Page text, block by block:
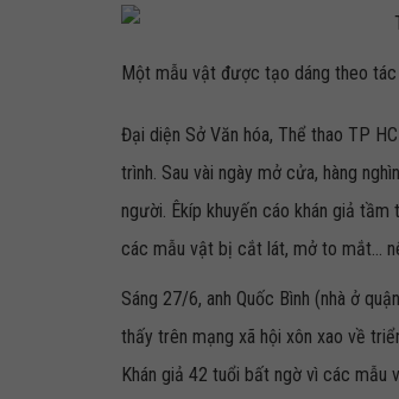
Một mẫu vật được tạo dáng theo
Đại diện Sở Văn hóa, Thể thao TP
trình. Sau vài ngày mở cửa, hàng
người. Êkíp khuyến cáo khán giả
các mẫu vật bị cắt lát, mở to mắt...
Sáng 27/6, anh Quốc Bình (nhà ở
thấy trên mạng xã hội xôn xao về
Khán giả 42 tuổi bất ngờ vì các mẫu